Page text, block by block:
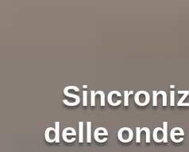
delle